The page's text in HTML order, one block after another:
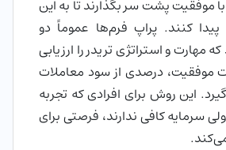
با موفقیت پشت سر بگذارند تا به این
کنند. پراپ فرم‌ها عموماً دو
مهارت و استراتژی تریدر را ارزیابی
موفقیت، درصدی از سود معاملات
این روش برای افرادی که تجربه
سرمایه کافی ندارند، فرصتی برای